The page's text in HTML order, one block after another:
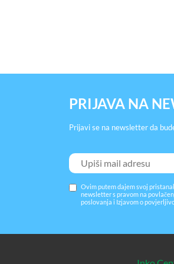
PRIJAVA NA
Prijavi se na newsletter da
Ovim putem dajem svoj
newsletter s pravom na
poslovanja i Izjavom o